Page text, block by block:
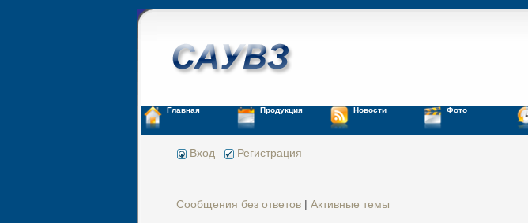
Главная Продукция Новости Фото
Вход Регистрация
Сообщения без ответов |Активные темы